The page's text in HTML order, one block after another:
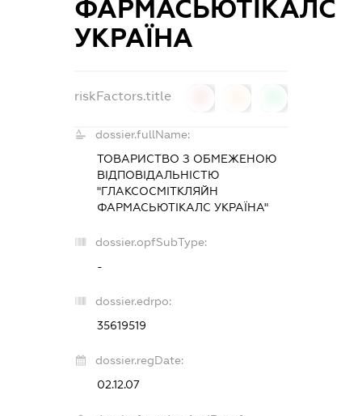
ФАРМАСЬЮТІКАЛС
УКРАЇНА
riskFactors.title
dossier.fullName:
ТОВАРИСТВО З ОБМЕЖЕНОЮ
ВІДПОВІДАЛЬНІСТЮ
"ГЛАКСОСМІТКЛЯЙН
ФАРМАСЬЮТІКАЛС УКРАЇНА"
dossier.opfSubType:
-
dossier.edrpo:
35619519
dossier.regDate:
02.12.07